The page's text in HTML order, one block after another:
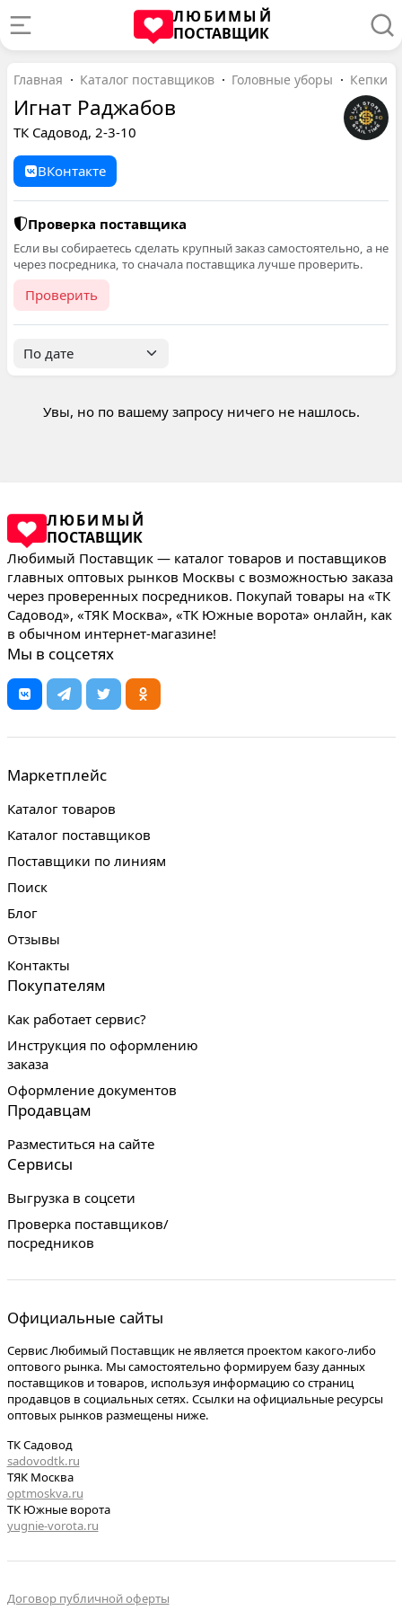
ЛЮБИМЫЙ
ПОСТАВЩИК
Главная Каталог поставщиков Головные уборы Кепки
Игнат Раджабов
ТК Садовод, 2-3-10
ВКонтакте
Проверка поставщика
Если вы собираетесь сделать крупный заказ самостоятельно, а не
через посредника, то сначала поставщика лучше проверить.
Проверить
Увы, но по вашему запросу ничего не нашлось.
ЛЮБИМЫЙ
ПОСТАВЩИК
Любимый Поставщик — каталог товаров и поставщиков
главных оптовых рынков Москвы с возможностью заказа
через проверенных посредников. Покупай товары на «ТК
Садовод», «ТЯК Москва», «ТК Южные ворота» онлайн, как
в обычном интернет-магазине!
Мы в соцсетях
Маркетплейс
Каталог товаров
Каталог поставщиков
Поставщики по линиям
Поиск
Блог
Отзывы
Контакты
Покупателям
Как работает сервис?
Инструкция по оформлению
заказа
Оформление документов
Продавцам
Разместиться на сайте
Сервисы
Выгрузка в соцсети
Проверка поставщиков/
посредников
Официальные сайты
Сервис Любимый Поставщик не является проектом какого-либо
оптового рынка. Мы самостоятельно формируем базу данных
поставщиков и товаров, используя информацию со страниц
продавцов в социальных сетях. Ссылки на официальные ресурсы
оптовых рынков размещены ниже.
ТК Садовод
sadovodtk.ru
ТЯК Москва
optmoskva.ru
ТК Южные ворота
yugnie-vorota.ru
Договор публичной оферты